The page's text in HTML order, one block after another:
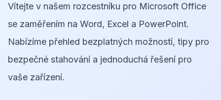
Vítejte v našem rozcestníku pro Microsoft Office
se zaměřením na Word, Excel a PowerPoint.
Nabízíme přehled bezplatných možností, tipy pro
bezpečné stahování a jednoduchá řešení pro
vaše zařízení.